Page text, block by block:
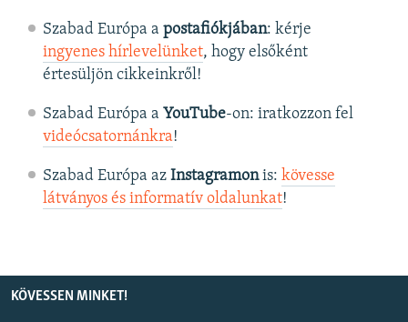
Szabad Európa a postafiókjában: kérje
ingyenes hírlevelünket, hogy elsőként
értesüljön cikkeinkről!
Szabad Európa a YouTube-on: iratkozzon fel
videócsatornánkra!
Szabad Európa az Instagramonis: kövesse
látványos és informatív oldalunkat! ​
KÖVESSEN MINKET!